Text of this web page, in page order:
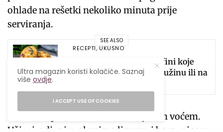
ohlade na rešetki nekoliko minuta prije
serviranja.
SEE ALSO
RECEPTI, UKUSNO
Mediteranski twist: Mafini koje
možeš jesti za doručak, užinu ili na
Posluži toplo sa kremom i omiljenim voćem.
Ultra magazin koristi kolačiće. Saznaj
višeovdje.
I ACCEPT USE OF COOKIES